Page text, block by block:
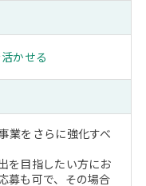
かせる
業をさらに強化すべ
を目指したい方にお
募も可で、その場合